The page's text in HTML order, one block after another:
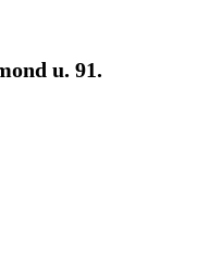
u. 91.